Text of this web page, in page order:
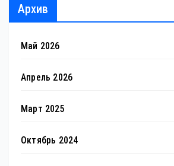
Архив
Май 2026
Апрель 2026
Март 2025
Октябрь 2024